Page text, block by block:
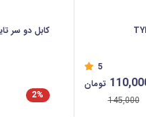
5
تومان
145,000
کابل دو سر
2%